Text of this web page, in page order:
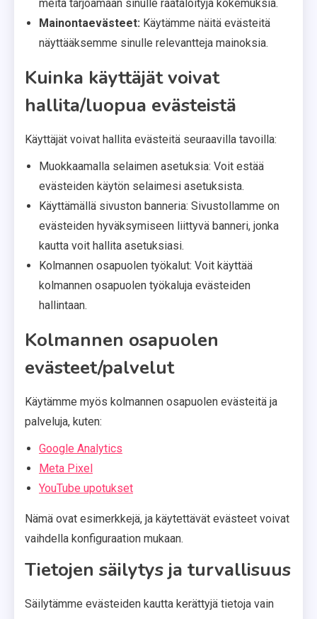
meitä tarjoamaan sinulle räätälöityjä kokemuksia.
Mainontaevästeet: Käytämme näitä evästeitä
näyttääksemme sinulle relevantteja mainoksia.
Kuinka käyttäjät voivat
hallita/luopua evästeistä
Käyttäjät voivat hallita evästeitä seuraavilla tavoilla:
Muokkaamalla selaimen asetuksia: Voit estää
evästeiden käytön selaimesi asetuksista.
Käyttämällä sivuston banneria: Sivustollamme on
evästeiden hyväksymiseen liittyvä banneri, jonka
kautta voit hallita asetuksiasi.
Kolmannen osapuolen työkalut: Voit käyttää
kolmannen osapuolen työkaluja evästeiden
hallintaan.
Kolmannen osapuolen
evästeet/palvelut
Käytämme myös kolmannen osapuolen evästeitä ja
palveluja, kuten:
Google Analytics
Meta Pixel
YouTube upotukset
Nämä ovat esimerkkejä, ja käytettävät evästeet voivat
vaihdella konfiguraation mukaan.
Tietojen säilytys ja turvallisuus
Säilytämme evästeiden kautta kerättyjä tietoja vain